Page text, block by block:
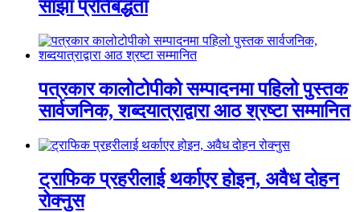
साझा प्रतिबद्धता
पत्रकार कालोटोपीको सम्पादनमा पहिलो पुस्तक
सार्वजनिक, शब्दयात्राद्वारा आठ श्रष्टा सम्मानित
ट्राफिक प्रहरीलाई थर्काएर होइन, अवैध दोहन
रोक्नुस